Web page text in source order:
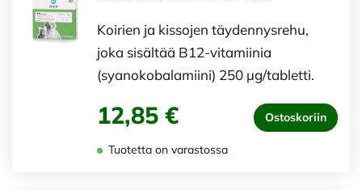
Koirien ja kissojen täydennysrehu,
joka sisältää B12-vitamiinia
(syanokobalamiini) 250 µg/tabletti.
12,85 € Ostoskoriin
Tuotetta on varastossa